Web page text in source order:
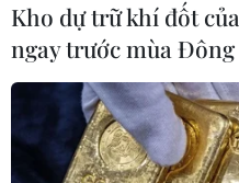
Kho dự trữ khí đốt
ngay trước mùa Đông